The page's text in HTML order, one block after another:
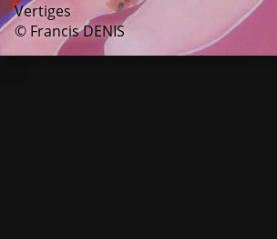
Vertiges
© Francis DENIS